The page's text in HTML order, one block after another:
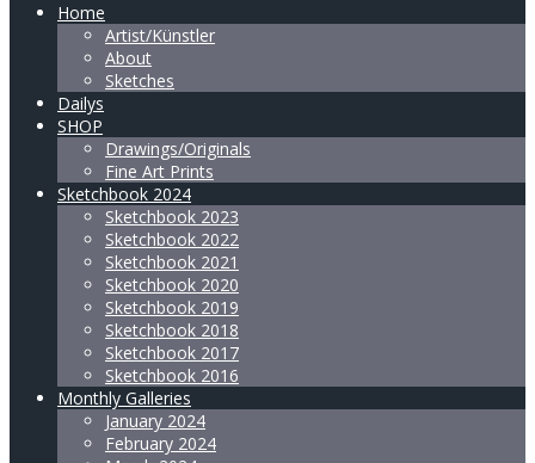
Home
Artist/Künstler
About
Sketches
Dailys
SHOP
Drawings/Originals
Fine Art Prints
Sketchbook 2024
Sketchbook 2023
Sketchbook 2022
Sketchbook 2021
Sketchbook 2020
Sketchbook 2019
Sketchbook 2018
Sketchbook 2017
Sketchbook 2016
Monthly Galleries
January 2024
February 2024